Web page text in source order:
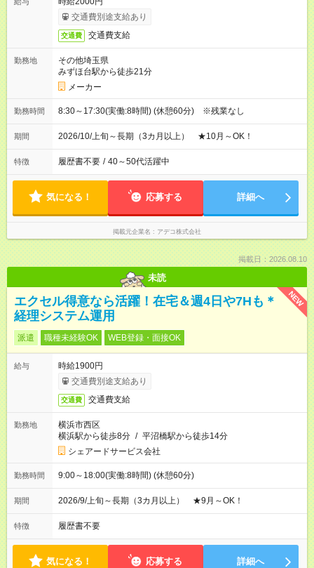
交通費別途支給あり
交通費 交通費支給
勤務地
その他埼玉県
みずほ台駅から徒歩21分
メーカー
勤務時間 8:30～17:30(実働:8時間) (休憩60分) ※残業なし
期間 2026/10/上旬～長期（3カ月以上） ★10月～OK！
特徴 履歴書不要 / 40～50代活躍中
気になる！ 応募する 詳細へ
掲載元企業名 アデコ株式会社
掲載日：2026.08.10
未読
NEW
エクセル得意なら活躍！在宅＆週4日や7Hも＊
経理システム運用
派遣 職種未経験OK WEB登録・面接OK
給与
時給1900円
交通費別途支給あり
交通費 交通費支給
勤務地
横浜市西区
横浜駅から徒歩8分 / 平沼橋駅から徒歩14分
シェアードサービス会社
勤務時間 9:00～18:00(実働:8時間) (休憩60分)
期間 2026/9/上旬～長期（3カ月以上） ★9月～OK！
特徴 履歴書不要
気になる！ 応募する 詳細へ